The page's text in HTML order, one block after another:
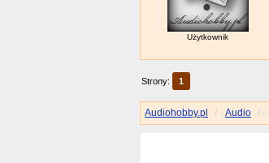
Użytkownik
Strony: 1
Audiohobby.pl Audio